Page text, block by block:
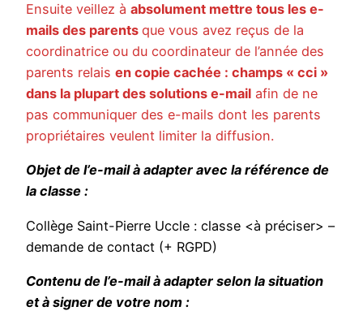
Ensuite veillez à absolument mettre tous les e-
mails des parents que vous avez reçus de la
coordinatrice ou du coordinateur de l’année des
parents relais en copie cachée : champs « cci »
dans la plupart des solutions e-mail afin de ne
pas communiquer des e-mails dont les parents
propriétaires veulent limiter la diffusion.
Objet de l’e-mail à adapter avec la référence de
la classe :
Collège Saint-Pierre Uccle : classe <à préciser> –
demande de contact (+ RGPD)
Contenu de l’e-mail à adapter selon la situation
et à signer de votre nom :